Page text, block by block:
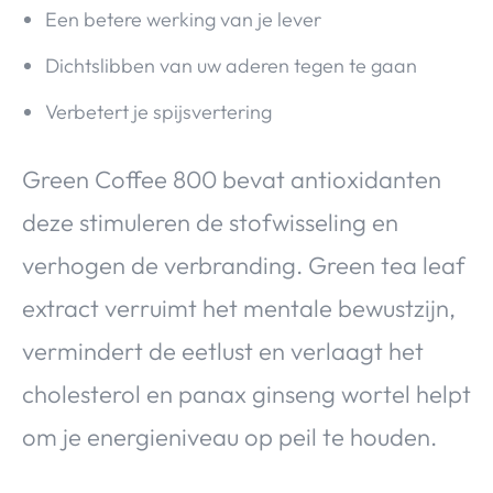
Een betere werking van je lever
Dichtslibben van uw aderen tegen te gaan
Verbetert je spijsvertering
Green Coffee 800 bevat antioxidanten
deze stimuleren de stofwisseling en
verhogen de verbranding. Green tea leaf
extract verruimt het mentale bewustzijn,
vermindert de eetlust en verlaagt het
cholesterol en panax ginseng wortel helpt
om je energieniveau op peil te houden.